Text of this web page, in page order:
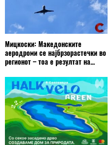
Мицкоски: Македонските
аеродроми се најбрзорастечки во
регионот – тоа е резултат на...